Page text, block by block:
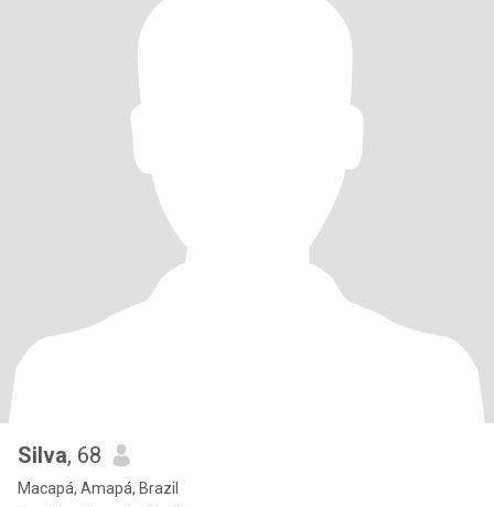
Silva, 68
Macapá, Amapá, Brazil